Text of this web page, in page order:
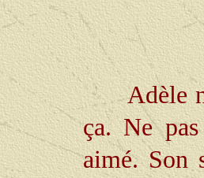
Adèle
ça. Ne
aimé. Son